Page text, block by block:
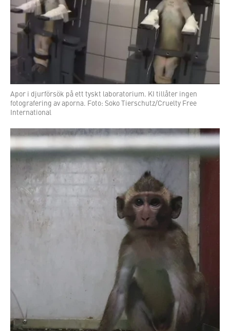
Apor i djurförsök på ett tyskt laboratorium. KI tillåter ingen
fotografering av aporna. Foto: Soko Tierschutz/Cruelty Free
International